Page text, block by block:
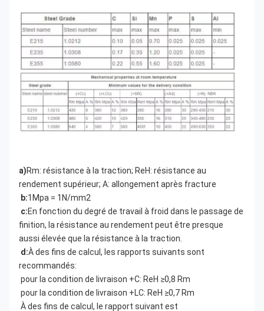
a)Rm: résistance à la traction; ReH: résistance au
rendement supérieur; A: allongement après fracture
b:1Mpa = 1N/mm2
c:En fonction du degré de travail à froid dans le passage de
finition, la résistance au rendement peut être presque
aussi élevée que la résistance à la traction.
d:À des fins de calcul, les rapports suivants sont
recommandés:
pour la condition de livraison +C: ReH ≥0,8 Rm
pour la condition de livraison +LC: ReH ≥0,7 Rm
À des fins de calcul, le rapport suivant est